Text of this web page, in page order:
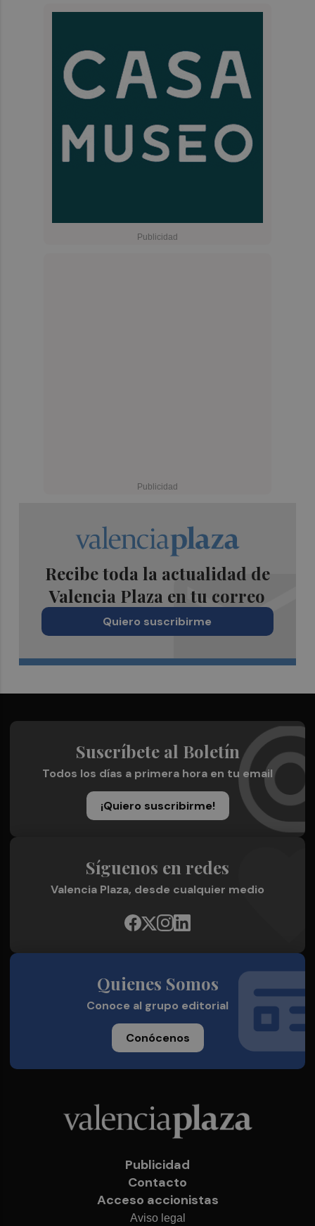
Recibe toda la actualidad de
Valencia Plaza en tu correo
Quiero suscribirme
Suscríbete al Boletín
Todos los días a primera hora en tu email
¡Quiero suscribirme!
Síguenos en redes
Valencia Plaza, desde cualquier medio
Quienes Somos
Conoce al grupo editorial
Conócenos
Publicidad
Contacto
Acceso accionistas
Aviso legal